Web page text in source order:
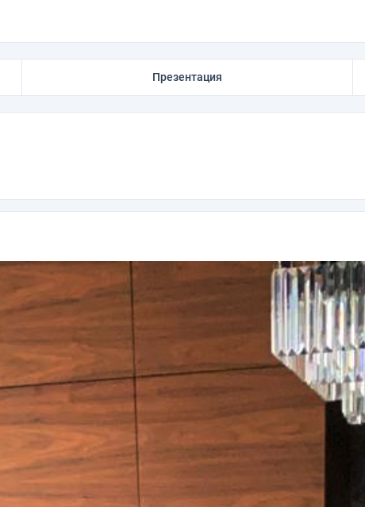
Презентация